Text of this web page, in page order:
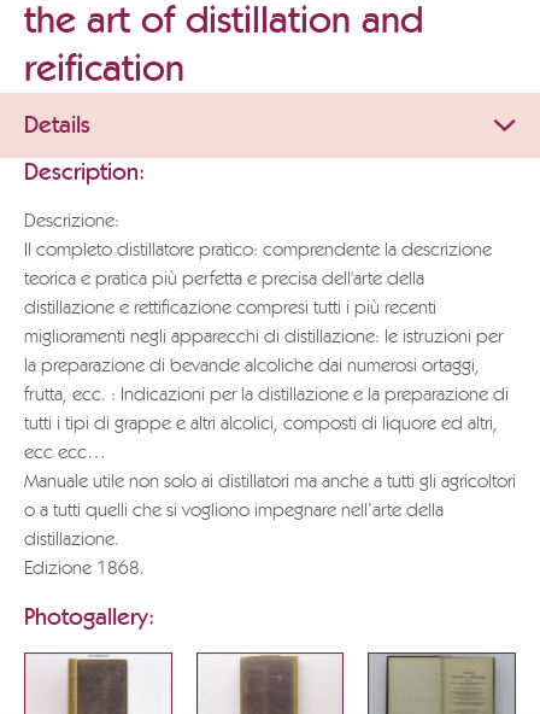
the art of distillation and
reification
Details
Description:
Descrizione:
Il completo distillatore pratico: comprendente la descrizione
teorica e pratica più perfetta e precisa dell'arte della
distillazione e rettificazione compresi tutti i più recenti
miglioramenti negli apparecchi di distillazione: le istruzioni per
la preparazione di bevande alcoliche dai numerosi ortaggi,
frutta, ecc. : Indicazioni per la distillazione e la preparazione di
tutti i tipi di grappe e altri alcolici, composti di liquore ed altri,
ecc ecc…
Manuale utile non solo ai distillatori ma anche a tutti gli agricoltori
o a tutti quelli che si vogliono impegnare nell’arte della
distillazione.
Edizione 1868.
Photogallery: